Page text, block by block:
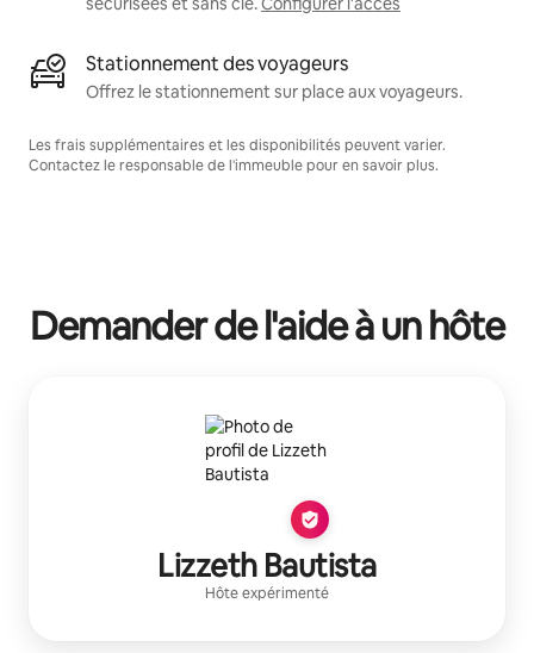
Stationnement des voyageurs
Offrez le stationnement sur place aux voyageurs.
Les frais supplémentaires et les disponibilités peuvent varier.
Contactez le responsable de l'immeuble pour en savoir plus.
Demander de l'aide à un hôte
Lizzeth Bautista
Hôte expérimenté